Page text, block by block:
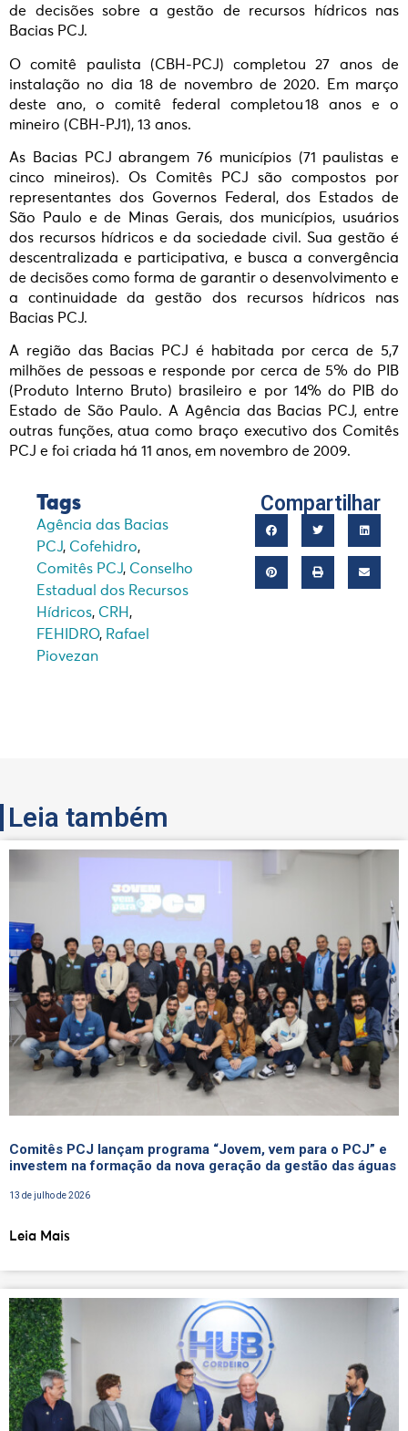
de decisões sobre a gestão de recursos hídricos nas
Bacias PCJ.
O comitê paulista (CBH-PCJ) completou 27 anos de
instalação no dia 18 de novembro de 2020. Em março
deste ano, o comitê federal completou 18 anos e o
mineiro (CBH-PJ1), 13 anos.
As Bacias PCJ abrangem 76 municípios (71 paulistas e
cinco mineiros). Os Comitês PCJ são compostos por
representantes dos Governos Federal, dos Estados de
São Paulo e de Minas Gerais, dos municípios, usuários
dos recursos hídricos e da sociedade civil. Sua gestão é
descentralizada e participativa, e busca a convergência
de decisões como forma de garantir o desenvolvimento e
a continuidade da gestão dos recursos hídricos nas
Bacias PCJ.
A região das Bacias PCJ é habitada por cerca de 5,7
milhões de pessoas e responde por cerca de 5% do PIB
(Produto Interno Bruto) brasileiro e por 14% do PIB do
Estado de São Paulo. A Agência das Bacias PCJ, entre
outras funções, atua como braço executivo dos Comitês
PCJ e foi criada há 11 anos, em novembro de 2009.
Tags
Agência das Bacias
PCJ, Cofehidro,
Comitês PCJ, Conselho
Estadual dos Recursos
Hídricos, CRH ,
FEHIDRO, Rafael
Piovezan
Compartilhar
Leia também
Comitês PCJ lançam programa “Jovem, vem para o PCJ” e
investem na formação da nova geração da gestão das águas
13 de julho de 2026
Leia Mais